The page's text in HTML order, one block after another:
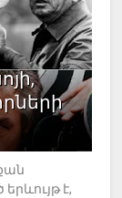
է,